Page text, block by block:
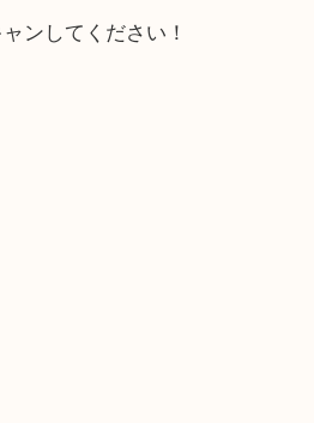
かった！と思っていただける
します！